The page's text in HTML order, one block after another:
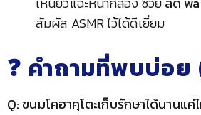
สัมผัส ASMR ไว้ได้ดีเยี่ยม
❓ คำถามที่พบบ่อย
Q: ขนมโคฮาคุโตะเก็บรักษาได้นานแค่